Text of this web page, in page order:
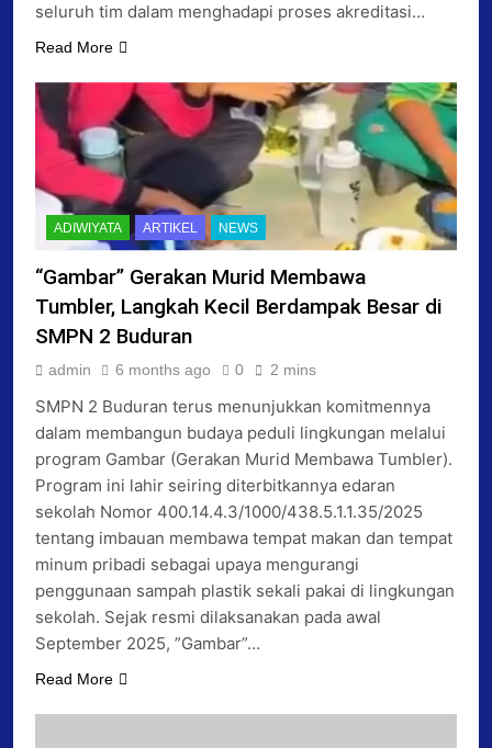
seluruh tim dalam menghadapi proses akreditasi…
Read More
ADIWIYATA ARTIKEL NEWS
“Gambar” Gerakan Murid Membawa
Tumbler, Langkah Kecil Berdampak Besar di
SMPN 2 Buduran
admin 6 months ago 0 2 mins
SMPN 2 Buduran terus menunjukkan komitmennya
dalam membangun budaya peduli lingkungan melalui
program Gambar (Gerakan Murid Membawa Tumbler).
Program ini lahir seiring diterbitkannya edaran
sekolah Nomor 400.14.4.3/1000/438.5.1.1.35/2025
tentang imbauan membawa tempat makan dan tempat
minum pribadi sebagai upaya mengurangi
penggunaan sampah plastik sekali pakai di lingkungan
sekolah. Sejak resmi dilaksanakan pada awal
September 2025, ”Gambar”…
Read More